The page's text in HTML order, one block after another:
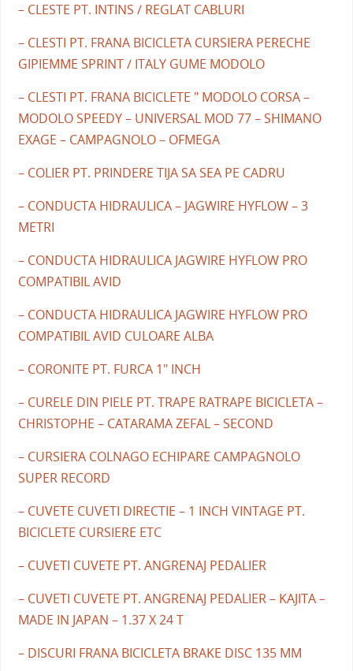
– CLESTE PT. INTINS / REGLAT CABLURI
– CLESTI PT. FRANA BICICLETA CURSIERA PERECHE
GIPIEMME SPRINT / ITALY GUME MODOLO
– CLESTI PT. FRANA BICICLETE " MODOLO CORSA –
MODOLO SPEEDY – UNIVERSAL MOD 77 – SHIMANO
EXAGE – CAMPAGNOLO – OFMEGA
– COLIER PT. PRINDERE TIJA SA SEA PE CADRU
– CONDUCTA HIDRAULICA – JAGWIRE HYFLOW – 3
METRI
– CONDUCTA HIDRAULICA JAGWIRE HYFLOW PRO
COMPATIBIL AVID
– CONDUCTA HIDRAULICA JAGWIRE HYFLOW PRO
COMPATIBIL AVID CULOARE ALBA
– CORONITE PT. FURCA 1" INCH
– CURELE DIN PIELE PT. TRAPE RATRAPE BICICLETA –
CHRISTOPHE – CATARAMA ZEFAL – SECOND
– CURSIERA COLNAGO ECHIPARE CAMPAGNOLO
SUPER RECORD
– CUVETE CUVETI DIRECTIE – 1 INCH VINTAGE PT.
BICICLETE CURSIERE ETC
– CUVETI CUVETE PT. ANGRENAJ PEDALIER
– CUVETI CUVETE PT. ANGRENAJ PEDALIER – KAJITA –
MADE IN JAPAN – 1.37 X 24 T
– DISCURI FRANA BICICLETA BRAKE DISC 135 MM